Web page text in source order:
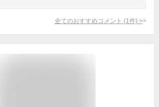
全てのおすすめコメント (1 件) >